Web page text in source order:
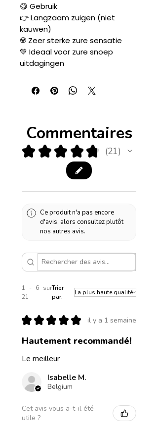
😋 Gebruik
👉 Langzaam zuigen (niet
kauwen)
☢️ Zeer sterke zure sensatie
💚 Ideaal voor zure snoep
uitdagingen
Commentaires
★ ★ ★ ★ ★ 21
21
Ce produit n'a pas encore
d'avis, alors consultez plutôt
nos autres avis.
1 - 6 sur
21
Trier
par:
★ ★ ★ ★ ★ il y a 1 semaine
Hautement recommandé!
Le meilleur
Isabelle M.
Belgium
Cet avis vous a-t-il été
utile ?